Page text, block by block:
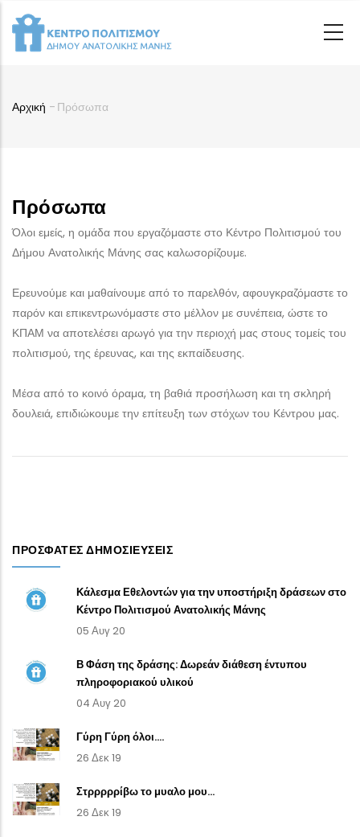
Παράκαμψη
προς
Breadcrumb
Αρχική - Πρόσωπα
Πρόσωπα
Όλοι εμείς, η ομάδα που εργαζόμαστε στο Κέντρο Πολιτισμού του
Δήμου Ανατολικής Μάνης σας καλωσορίζουμε.
Ερευνούμε και μαθαίνουμε από το παρελθόν, αφουγκραζόμαστε το
παρόν και επικεντρωνόμαστε στο μέλλον με συνέπεια, ώστε το
ΚΠΑΜ να αποτελέσει αρωγό για την περιοχή μας στους τομείς του
πολιτισμού, της έρευνας, και της εκπαίδευσης.
Μέσα από το κοινό όραμα, τη βαθιά προσήλωση και τη σκληρή
δουλειά, επιδιώκουμε την επίτευξη των στόχων του Κέντρου μας.
ΠΡΌΣΦΑΤΕΣ ΔΗΜΟΣΙΕΎΣΕΙΣ
Κάλεσμα Εθελοντών για την υποστήριξη δράσεων στο
Κέντρο Πολιτισμού Ανατολικής Μάνης
05 Αυγ 20
Β Φάση της δράσης: Δωρεάν διάθεση έντυπου
πληροφοριακού υλικού
04 Αυγ 20
Γύρη Γύρη όλοι....
26 Δεκ 19
Στρρρρρίβω το μυαλο μου...
26 Δεκ 19